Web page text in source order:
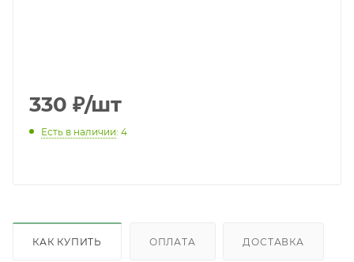
330 ₽/шт
Есть в наличии: 4
КАК КУПИТЬ ОПЛАТА ДОСТАВКА